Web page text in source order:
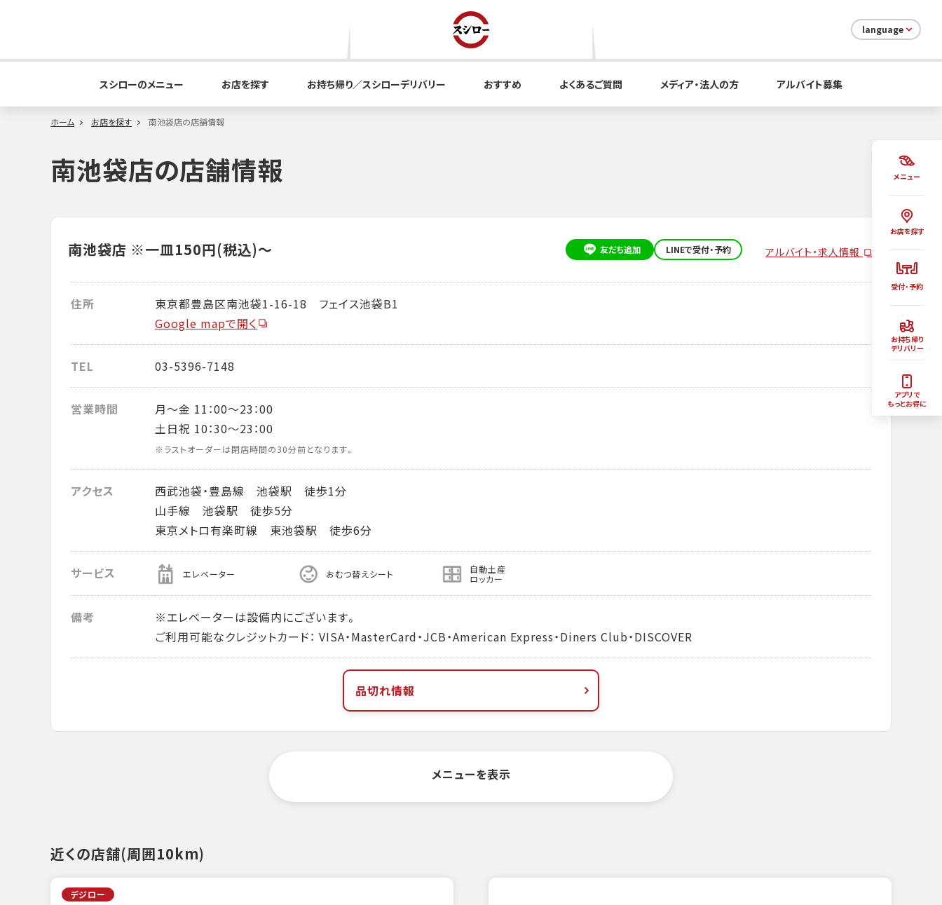
メニュー
お店を探す
受付・予約
お持ち帰り
デリバリー
アプリで
もっとお得に
language
スシローのメニュー お店を探す お持ち帰り／スシローデリバリー おすすめ よくあるご質問 メディア・法人の方 アルバイト募集
ホーム お店を探す 南池袋店の店舗情報
南池袋店の店舗情報
南池袋店 ※一皿150円(税込)～ 友だち追加 LINEで受付・予約 アルバイト・求人情報
住所
東京都豊島区南池袋1-16-18 フェイス池袋B1
Google mapで開く
TEL 03-5396-7148
営業時間
月～金 11：00～23：00
土日祝 10：30～23：00
※ラストオーダーは閉店時間の30分前となります。
アクセス
西武池袋・豊島線 池袋駅 徒歩1分
山手線 池袋駅 徒歩5分
東京メトロ有楽町線 東池袋駅 徒歩6分
サービス エレベーター おむつ替えシート 自動土産
ロッカー
備考
※エレベーターは設備内にございます。
ご利用可能なクレジットカード： VISA・MasterCard・JCB・American Express・Diners Club・DISCOVER
品切れ情報
メニューを表示
近くの店舗(周囲10km)
デジロー